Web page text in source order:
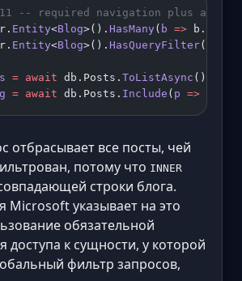
11 -- required navigation plus a
Entity<Blog>(). HasMany( b =>
Entity<Blog>(). HasQueryFilter(
= await db.Posts. ToListAsync
= await db.Posts. Include ( p =>
отбрасывает все посты, чей
потому что INNER
строки блога.
Microsoft указывает на это
обязательной
доступа к сущности, у которой
фильтр запросов,